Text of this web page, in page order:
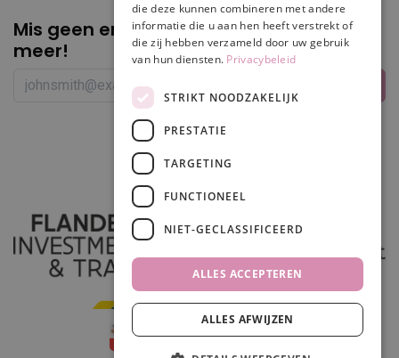
In winkelwagen
Mis geen enkelepromotie of korting
meer!
die deze kunnen combineren met andere
informatie die u aan hen heeft verstrekt of
die zij hebben verzameld door uw gebruik
van hun diensten. Privacybeleid
STRIKT NOODZAKELIJK
PRESTATIE
TARGETING
FUNCTIONEEL
NIET-GECLASSIFICEERD
ALLES ACCEPTEREN
ALLES AFWIJZEN